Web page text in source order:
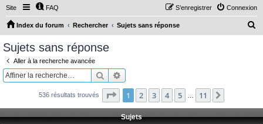
Site FAQ Connexion
S’enregistrer
Index du forum Rechercher Sujets sans réponse
c
Sujets sans réponse
Aller à la recherche avancée
Rechercher
536 résultats trouvés Page 1sur11
1 2 3 4 5 11
Sujets